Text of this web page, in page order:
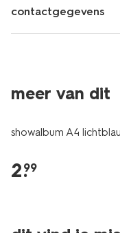
contactgegevens
meer van dit
nieuw
showalbum A4
2.
99